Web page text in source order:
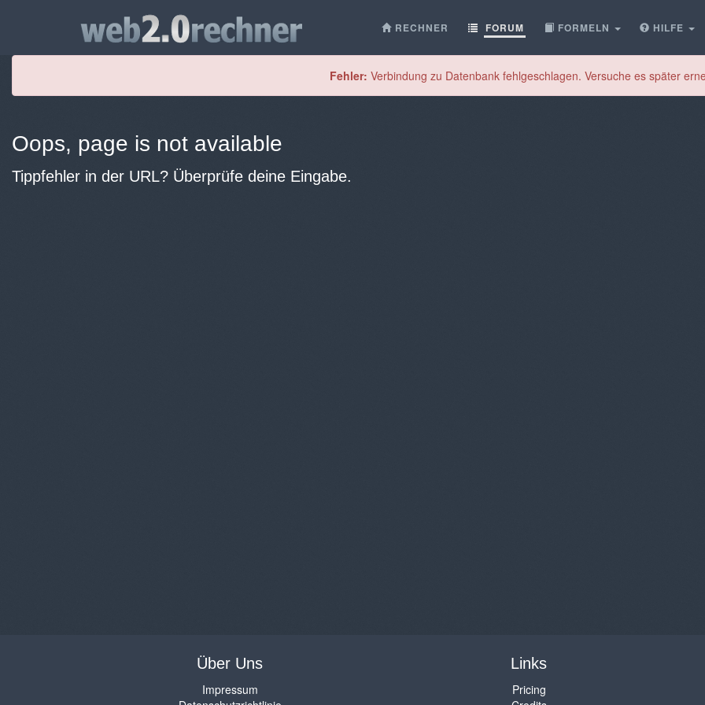
RECHNER FORUM FORMELN HILFE
Fehler: Verbindung zu Datenbank fehlgeschlagen. Versuche es später
Oops, page is not available
Tippfehler in der URL? Überprüfe deine Eingabe.
Über Uns
Impressum
Links
Pricing